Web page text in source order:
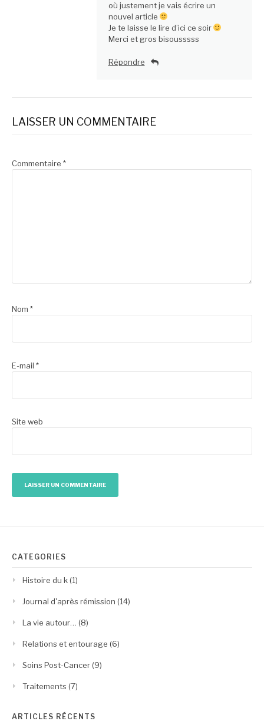
où justement je vais écrire un
nouvel article
Je te laisse le lire d’ici ce soir
Merci et gros bisousssss
Répondre
LAISSER UN COMMENTAIRE
Commentaire *
Nom *
E-mail *
Site web
CATÉGORIES
Histoire du k (1)
Journal d'après rémission (14)
La vie autour… (8)
Relations et entourage (6)
Soins Post-Cancer (9)
Traitements (7)
ARTICLES RÉCENTS